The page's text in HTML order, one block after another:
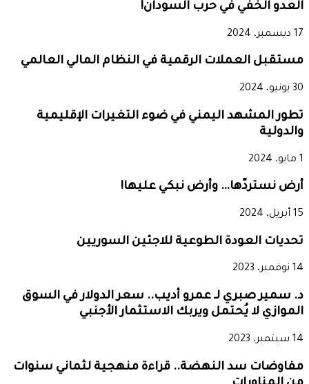
العدو الخفي في حرب السودان!
17 ديسمبر، 2024
مستقبل العملات الرقمية في النظام المالي العالمي
30 يونيو، 2024
تطور المشهد اليمني في ضوء التغيرات الإقليمية
والدولية
1 مايو، 2024
أرض نستردّها… وأرض نبكي عليها!
15 أبريل، 2024
تحديات العودة الطوعية للاجئين السوريين
14 نوفمبر، 2023
د. سمير صبري لـ عمرو أديب.. سعر الدولار في السوق
الموازي لا يُحتمل ويربك الاستثمار الأجنبي
14 سبتمبر، 2023
مفاوضات سد النهضة.. قراءة منهجية لثماني سنوات